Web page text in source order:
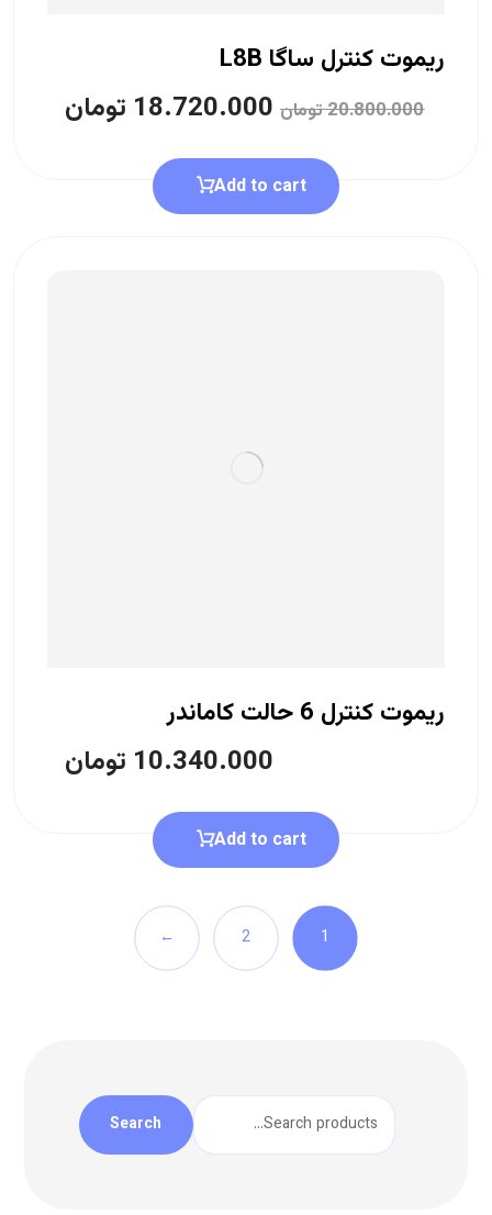
ریموت کنترل ساگا L8B
20.800.000تومان 18.720.000 تومان
Add to cart
ریموت کنترل 6 حالت کاماندر
10.340.000 تومان
Add to cart
1
2
←
Search